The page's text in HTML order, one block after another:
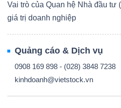
Vai trò của Quan hệ Nhà đầu tư
giá trị doanh nghiệp
Quảng cáo & Dịch vụ
0908 169 898 - (028) 3848 7238
kinhdoanh@vietstock.vn